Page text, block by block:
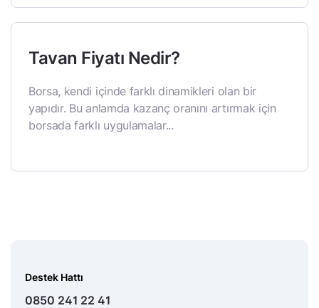
Tavan Fiyatı Nedir?
Borsa, kendi içinde farklı dinamikleri olan bir
yapıdır. Bu anlamda kazanç oranını artırmak için
borsada farklı uygulamalar...
Destek Hattı
0850 241 22 41